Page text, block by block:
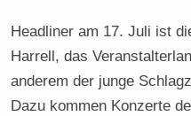
Headliner am 17. Juli ist
Harrell, das
anderem der junge
Dazu kommen Konzerte